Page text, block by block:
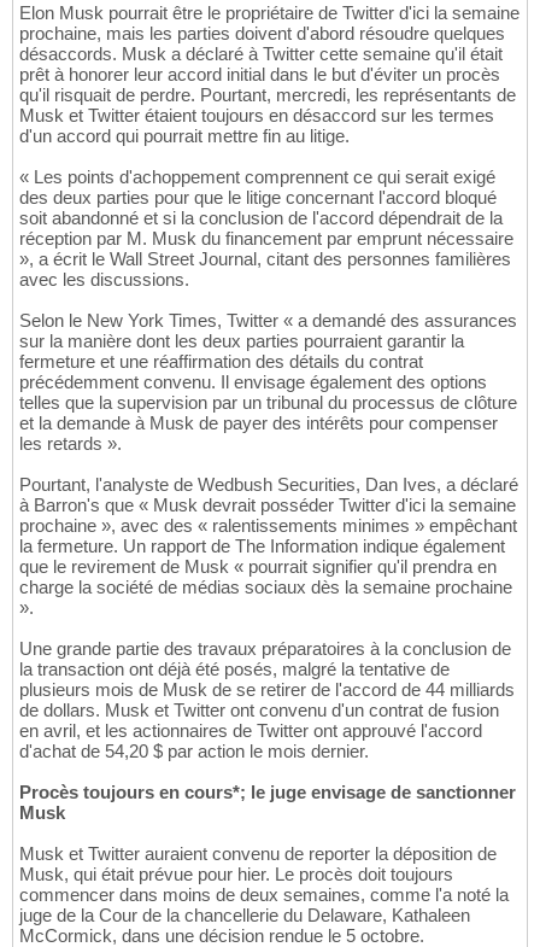
Elon Musk pourrait être le propriétaire de Twitter d'ici la semaine
prochaine, mais les parties doivent d'abord résoudre quelques
désaccords. Musk a déclaré à Twitter cette semaine qu'il était
prêt à honorer leur accord initial dans le but d'éviter un procès
qu'il risquait de perdre. Pourtant, mercredi, les représentants de
Musk et Twitter étaient toujours en désaccord sur les termes
d'un accord qui pourrait mettre fin au litige.
« Les points d'achoppement comprennent ce qui serait exigé
des deux parties pour que le litige concernant l'accord bloqué
soit abandonné et si la conclusion de l'accord dépendrait de la
réception par M. Musk du financement par emprunt nécessaire
», a écrit le Wall Street Journal, citant des personnes familières
avec les discussions.
Selon le New York Times, Twitter « a demandé des assurances
sur la manière dont les deux parties pourraient garantir la
fermeture et une réaffirmation des détails du contrat
précédemment convenu. Il envisage également des options
telles que la supervision par un tribunal du processus de clôture
et la demande à Musk de payer des intérêts pour compenser
les retards ».
Pourtant, l'analyste de Wedbush Securities, Dan Ives, a déclaré
à Barron's que « Musk devrait posséder Twitter d'ici la semaine
prochaine », avec des « ralentissements minimes » empêchant
la fermeture. Un rapport de The Information indique également
que le revirement de Musk « pourrait signifier qu'il prendra en
charge la société de médias sociaux dès la semaine prochaine
».
Une grande partie des travaux préparatoires à la conclusion de
la transaction ont déjà été posés, malgré la tentative de
plusieurs mois de Musk de se retirer de l'accord de 44 milliards
de dollars. Musk et Twitter ont convenu d'un contrat de fusion
en avril, et les actionnaires de Twitter ont approuvé l'accord
d'achat de 54,20 $ par action le mois dernier.
Procès toujours en cours*; le juge envisage de sanctionner
Musk
Musk et Twitter auraient convenu de reporter la déposition de
Musk, qui était prévue pour hier. Le procès doit toujours
commencer dans moins de deux semaines, comme l'a noté la
juge de la Cour de la chancellerie du Delaware, Kathaleen
McCormick, dans une décision rendue le 5 octobre.